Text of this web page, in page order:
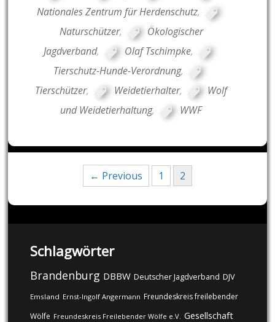
Nationales Zentrum für Herdenschutz,
Naturschützer,
Ökologischer
Jagdverband, Olaf Tschimpke,
Tierschutz-Hunde-Verordnung,
Tierschützer, Weidetierhalter,
Wolf
und Weidetierhaltung, WWF
navigation
← Previous 1 2
Schlagwörter
Brandenburg DBBW Deutscher Jagdverband DJV
Emsland Ernst-Ingolf Angermann Freundeskreis freilebender
Wölfe Freundeskreis Freilebender Wölfe e.V. Gesellschaft